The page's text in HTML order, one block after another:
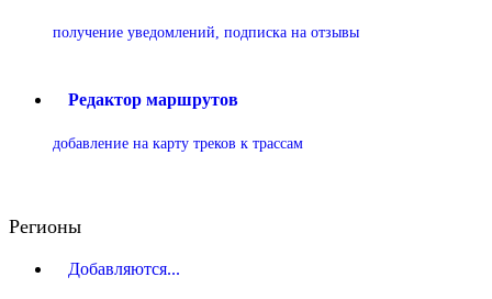
получение уведомлений, подписка на отзывы
Редактор маршрутов
добавление на карту треков к трассам
Регионы
Добавляются...